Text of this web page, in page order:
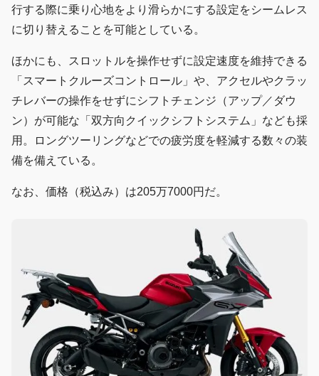
行する際に乗り心地をより滑らかにする設定をシームレス
に切り替えることを可能としている。
ほかにも、スロットルを操作せずに設定速度を維持できる
「スマートクルーズコントロール」や、アクセルやクラッ
チレバーの操作をせずにシフトチェンジ（アップ／ダウ
ン）が可能な「双方向クイックシフトシステム」なども採
用。ロングツーリングなどでの疲労度を軽減する数々の装
備を備えている。
なお、価格（税込み）は205万7000円だ。